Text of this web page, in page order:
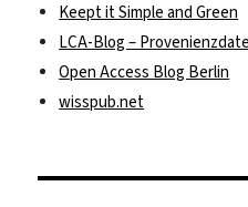
Keept it Simple and Green
LCA-Blog –
Open Access Blog Berlin
wisspub.net